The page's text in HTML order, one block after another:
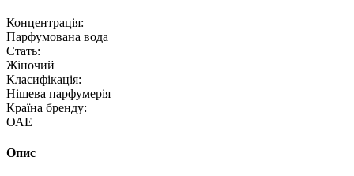
Концентрація:
Парфумована вода
Стать:
Жіночий
Класифікація:
Нішева парфумерія
Країна бренду:
ОАЕ
Опис